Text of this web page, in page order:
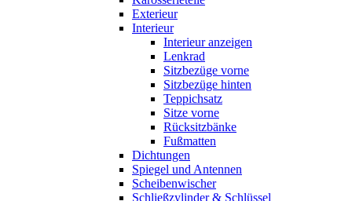
Exterieur
Interieur
Interieur anzeigen
Lenkrad
Sitzbezüge vorne
Sitzbezüge hinten
Teppichsatz
Sitze vorne
Rücksitzbänke
Fußmatten
Dichtungen
Spiegel und Antennen
Scheibenwischer
Schließzylinder & Schlüssel